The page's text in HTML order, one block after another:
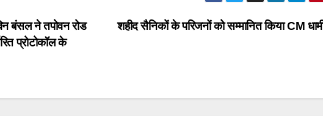
शहीद सैनिकों के परिजनों को सम्मानित किया CM
बंसल ने तपोवन रोड
प्रोटोकॉल के